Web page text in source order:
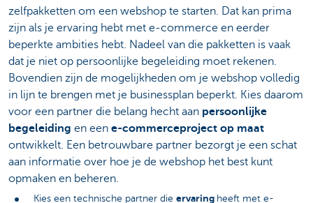
zelfpakketten om een webshop te starten. Dat kan prima
zijn als je ervaring hebt met e-commerce en eerder
beperkte ambities hebt. Nadeel van die pakketten is vaak
dat je niet op persoonlijke begeleiding moet rekenen.
Bovendien zijn de mogelijkheden om je webshop volledig
in lijn te brengen met je businessplan beperkt. Kies daarom
voor een partner die belang hecht aan persoonlijke
begeleiding en een e-commerceproject op maat
ontwikkelt. Een betrouwbare partner bezorgt je een schat
aan informatie over hoe je de webshop het best kunt
opmaken en beheren.
Kies een technische partner die ervaring heeft met e-